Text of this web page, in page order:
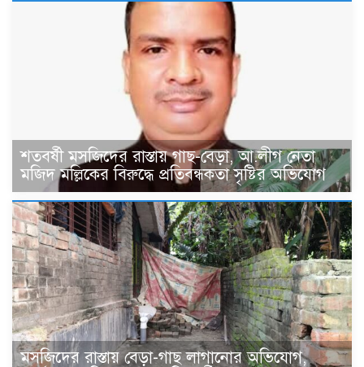
শতবর্ষী মসজিদের রাস্তায় গাছ-বেড়া, আ.লীগ নেতা
মজিদ মল্লিকের বিরুদ্ধে প্রতিবন্ধকতা সৃষ্টির অভিযোগ
মসজিদের রাস্তায় বেড়া-গাছ লাগানোর অভিযোগ,